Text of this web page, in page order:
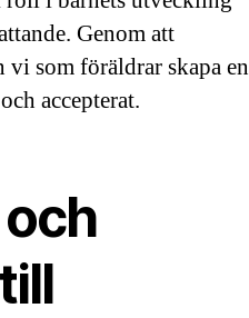
Genom att
vi som föräldrar skapa en
accepterat.